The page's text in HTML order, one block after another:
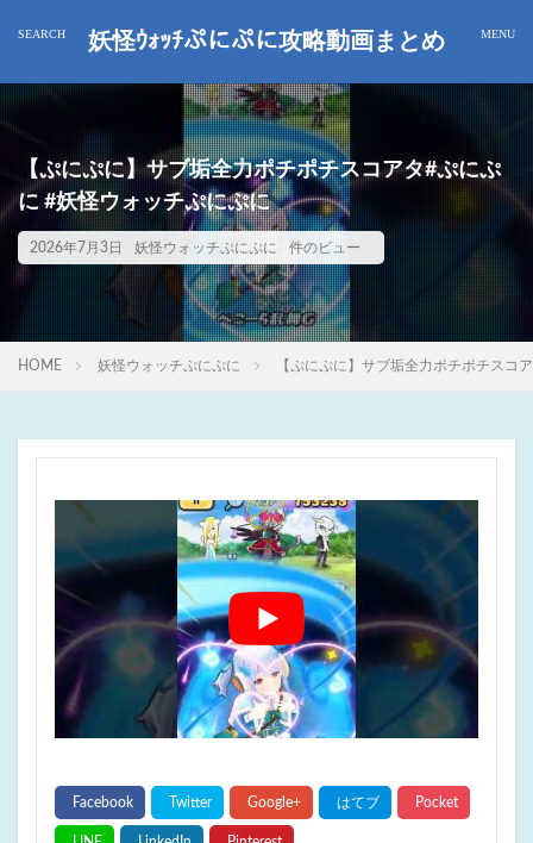
妖怪ｳｫｯﾁぷにぷに攻略動画まとめ
【ぷにぷに】サブ垢全力ポチポチスコアタ#ぷにぷ
に #妖怪ウォッチぷにぷに
2026年7月3日 妖怪ウォッチぷにぷに 件のビュー
HOME 妖怪ウォッチぷにぷに 【ぷにぷに】サブ垢全力ポチポチスコ